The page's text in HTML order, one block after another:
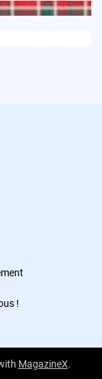
!
MagazineX.